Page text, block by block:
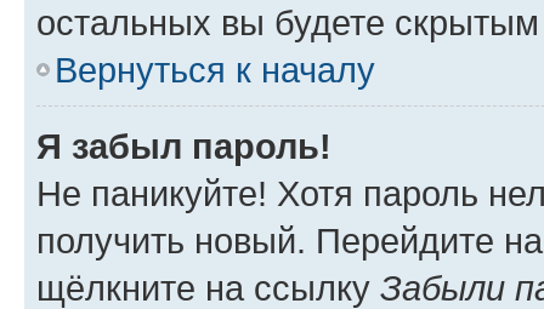
остальных вы будете
Вернуться к началу
Я забыл пароль!
Не паникуйте! Хотя пароль
получить новый. Перейдите
щёлкните на ссылку Забыли